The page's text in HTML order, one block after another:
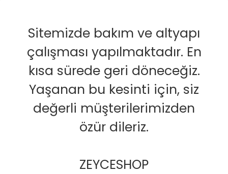
Sitemizde bakım ve altyapı
çalışması yapılmaktadır. En
kısa sürede geri döneceğiz.
Yaşanan bu kesinti için, siz
değerli müşterilerimizden
özür dileriz.
ZEYCESHOP